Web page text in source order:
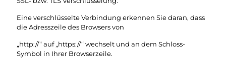
Eine verschlüsselte Verbindung erkennen Sie daran, dass
die Adresszeile des Browsers von
„http://“ auf „https://“ wechselt und an dem Schloss-
Symbol in Ihrer Browserzeile.